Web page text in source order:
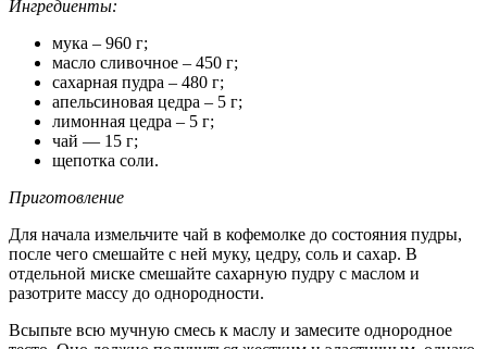
Ингредиенты:
мука – 960 г;
масло сливочное – 450 г;
сахарная пудра – 480 г;
апельсиновая цедра – 5 г;
лимонная цедра – 5 г;
чай — 15 г;
щепотка соли.
Приготовление
Для начала измельчите чай в кофемолке до состояния пудры,
после чего смешайте с ней муку, цедру, соль и сахар. В
отдельной миске смешайте сахарную пудру с маслом и
разотрите массу до однородности.
Всыпьте всю мучную смесь к маслу и замесите однородное